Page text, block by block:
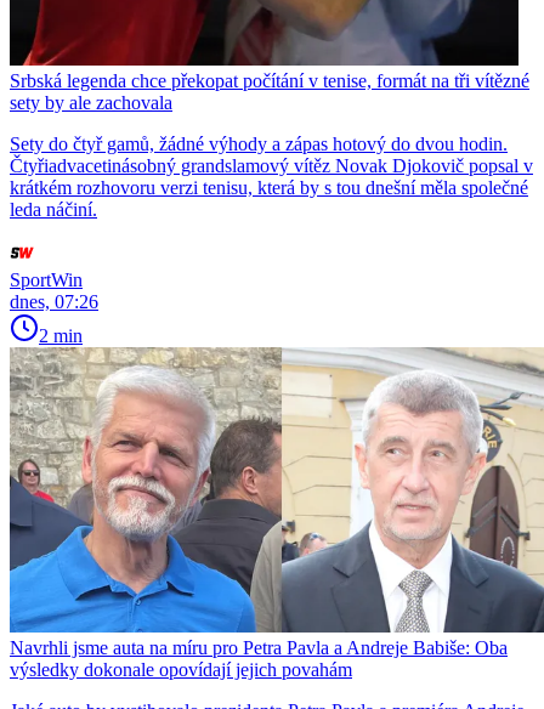
Srbská legenda chce překopat počítání v tenise, formát na tři vítězné
sety by ale zachovala
Sety do čtyř gamů, žádné výhody a zápas hotový do dvou hodin.
Čtyřiadvacetinásobný grandslamový vítěz Novak Djokovič popsal v
krátkém rozhovoru verzi tenisu, která by s tou dnešní měla společné
leda náčiní.
SportWin
dnes, 07:26
2 min
Navrhli jsme auta na míru pro Petra Pavla a Andreje Babiše: Oba
výsledky dokonale opovídají jejich povahám